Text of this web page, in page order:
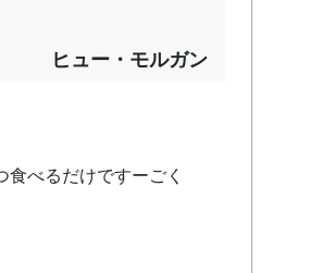
ヒュー・モルガン
べるだけですーごく